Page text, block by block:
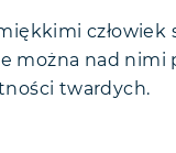
człowiek
można nad nimi
twardych.